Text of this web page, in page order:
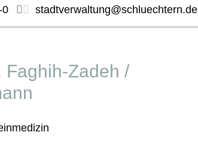
0 stadtverwaltung@schluechtern.de
Faghih-Zadeh /